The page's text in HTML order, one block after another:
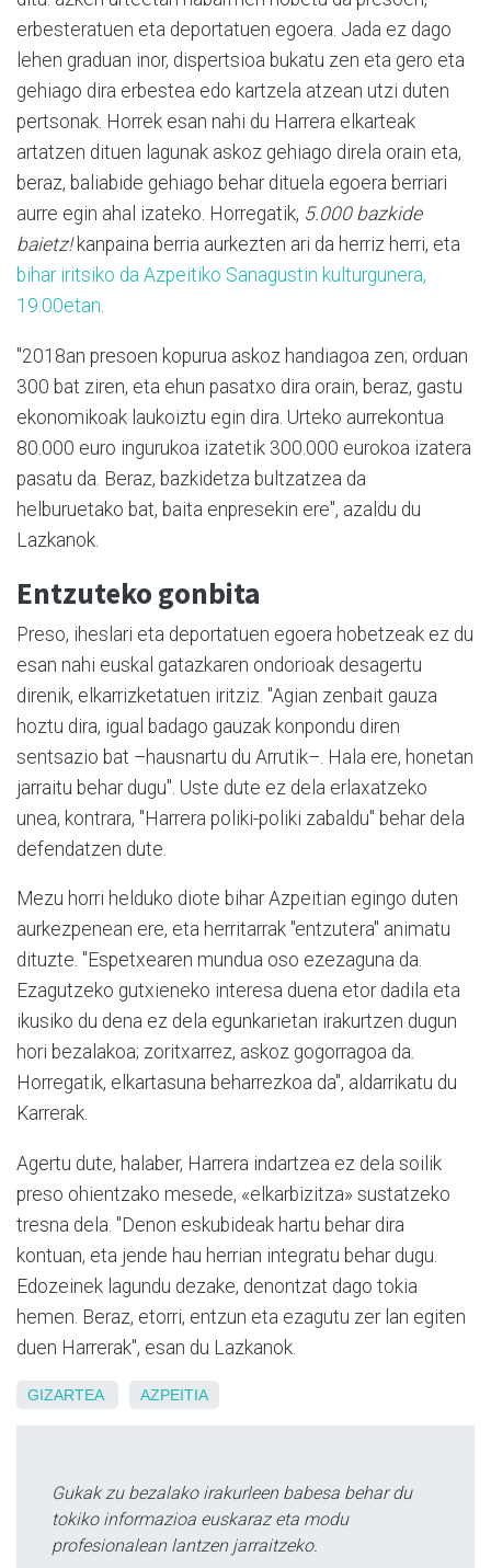
erbesteratuen eta deportatuen egoera. Jada ez dago
lehen graduan inor, dispertsioa bukatu zen eta gero eta
gehiago dira erbestea edo kartzela atzean utzi duten
pertsonak. Horrek esan nahi du Harrera elkarteak
artatzen dituen lagunak askoz gehiago direla orain eta,
beraz, baliabide gehiago behar dituela egoera berriari
aurre egin ahal izateko. Horregatik, 5.000 bazkide
baietz!kanpaina berria aurkezten ari da herriz herri, eta
bihar iritsiko da Azpeitiko Sanagustin kulturgunera,
19:00etan.
"2018an presoen kopurua askoz handiagoa zen; orduan
300 bat ziren, eta ehun pasatxo dira orain, beraz, gastu
ekonomikoak laukoiztu egin dira. Urteko aurrekontua
80.000 euro ingurukoa izatetik 300.000 eurokoa izatera
pasatu da. Beraz, bazkidetza bultzatzea da
helburuetako bat, baita enpresekin ere", azaldu du
Lazkanok.
Entzuteko gonbita
Preso, iheslari eta deportatuen egoera hobetzeak ez du
esan nahi euskal gatazkaren ondorioak desagertu
direnik, elkarrizketatuen iritziz. "Agian zenbait gauza
hoztu dira, igual badago gauzak konpondu diren
sentsazio bat –hausnartu du Arrutik–. Hala ere, honetan
jarraitu behar dugu". Uste dute ez dela erlaxatzeko
unea, kontrara, "Harrera poliki-poliki zabaldu" behar dela
defendatzen dute.
Mezu horri helduko diote bihar Azpeitian egingo duten
aurkezpenean ere, eta herritarrak "entzutera" animatu
dituzte. "Espetxearen mundua oso ezezaguna da.
Ezagutzeko gutxieneko interesa duena etor dadila eta
ikusiko du dena ez dela egunkarietan irakurtzen dugun
hori bezalakoa; zoritxarrez, askoz gogorragoa da.
Horregatik, elkartasuna beharrezkoa da", aldarrikatu du
Karrerak.
Agertu dute, halaber, Harrera indartzea ez dela soilik
preso ohientzako mesede, «elkarbizitza» sustatzeko
tresna dela. "Denon eskubideak hartu behar dira
kontuan, eta jende hau herrian integratu behar dugu.
Edozeinek lagundu dezake, denontzat dago tokia
hemen. Beraz, etorri, entzun eta ezagutu zer lan egiten
duen Harrerak", esan du Lazkanok.
GIZARTEA AZPEITIA
Gukak zu bezalako irakurleen babesa behar du
tokiko informazioa euskaraz eta modu
profesionalean lantzen jarraitzeko.